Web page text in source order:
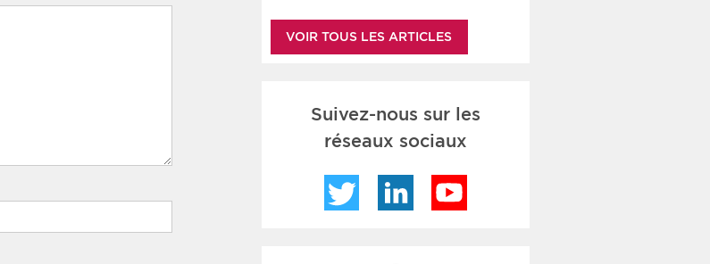
VOIR TOUS LES ARTICLES
Suivez-nous sur les
réseaux sociaux
Twitter LinkedIn